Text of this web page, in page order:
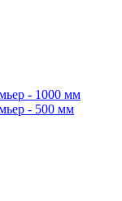
- 1000 мм
- 500 мм